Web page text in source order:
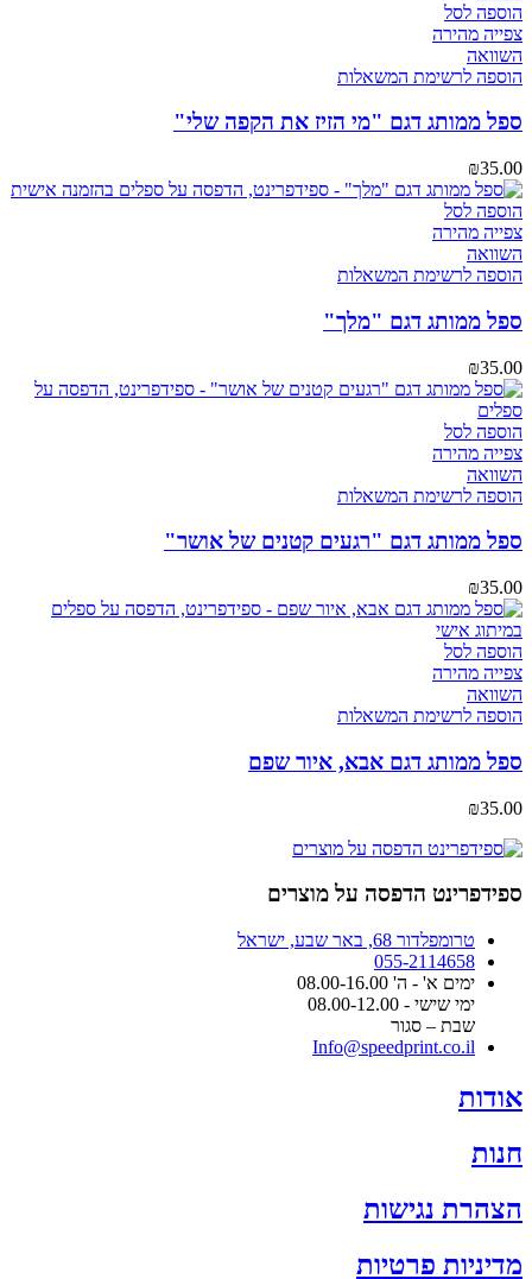
הוספה לסל
צפייה מהירה
השוואה
הוספה לרשימת המשאלות
ספל ממותג דגם "מי הזיז את הקפה שלי"
₪35.00
הוספה לסל
צפייה מהירה
השוואה
הוספה לרשימת המשאלות
ספל ממותג דגם "מלך"
₪35.00
הוספה לסל
צפייה מהירה
השוואה
הוספה לרשימת המשאלות
ספל ממותג דגם "רגעים קטנים של אושר"
₪35.00
הוספה לסל
צפייה מהירה
השוואה
הוספה לרשימת המשאלות
ספל ממותג דגם אבא, איור שפם
₪35.00
ספידפרינט הדפסה על מוצרים
טרומפלדור 68, באר שבע, ישראל
055-2114658
ימים א' - ה' 08.00-16.00
ימי שישי - 08.00-12.00
שבת – סגור
Info@speedprint.co.il
אודות
חנות
הצהרת נגישות
מדיניות פרטיות